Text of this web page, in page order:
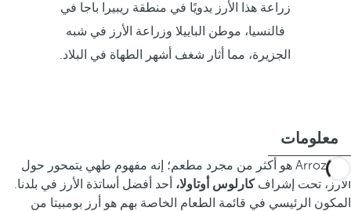
زراعة هذا الأرز يدويًا في منطقة ريبيرا باجا في
فالنسيا، موطن الباييلا وزراعة الأرز في شبه
الجزيرة، مما أثار شغف أشهر الطهاة في البلاد.
معلومات
Arrozante هو أكثر من مجرد مطعم؛ إنه مفهوم طهي يتمحور حول
الأرز، تحت إشرافكارلوس أوتاولا، أحد أفضل أساتذة الأرز في بلدنا.
المكون الرئيسي في قائمة الطعام الخاصة بهم هو أرز بومبيتا من